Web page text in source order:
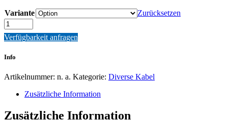
Variante
Zurücksetzen
Quantity
Verfügbarkeit anfragen
Info
Artikelnummer: n. a. Kategorie: Diverse Kabel
Zusätzliche Information
Zusätzliche Information